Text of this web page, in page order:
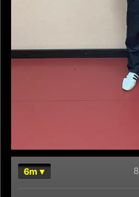
Chart
6m ▾